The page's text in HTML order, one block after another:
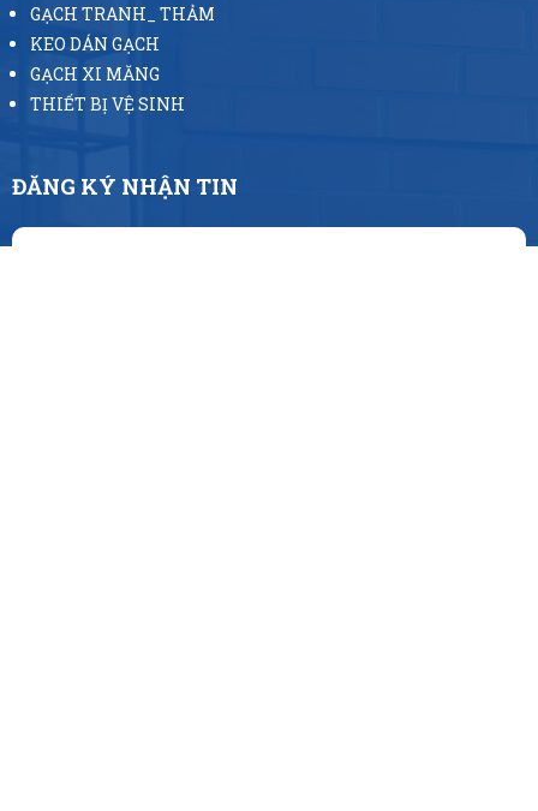
GẠCH TRANH_ THẢM
KEO DÁN GẠCH
GẠCH XI MĂNG
THIẾT BỊ VỆ SINH
ĐĂNG KÝ NHẬN TIN